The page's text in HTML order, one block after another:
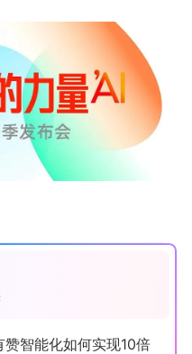
售茶会
经营增长公开课
合作
报告
赞智能化如何实现10倍